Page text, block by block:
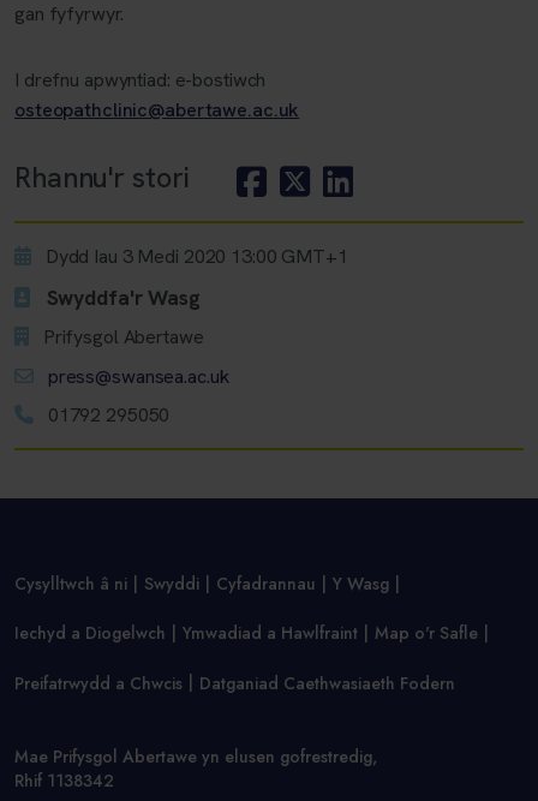
gan fyfyrwyr.
I drefnu apwyntiad: e-bostiwch
osteopathclinic@abertawe.ac.uk
Rhannu'r stori
Dydd Iau 3 Medi 2020 13:00 GMT+1
Swyddfa'r Wasg
Prifysgol Abertawe
press@swansea.ac.uk
01792 295050
Cysylltwch â ni Swyddi Cyfadrannau Y Wasg
Iechyd a Diogelwch Ymwadiad a Hawlfraint Map o'r Safle
Preifatrwydd a Chwcis Datganiad Caethwasiaeth Fodern
Mae Prifysgol Abertawe yn elusen gofrestredig,
Rhif 1138342